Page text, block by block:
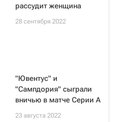
рассудит женщина
28 сентября 2022
"Ювентус" и
"Сампдория" сыграли
вничью в матче Серии А
23 августа 2022